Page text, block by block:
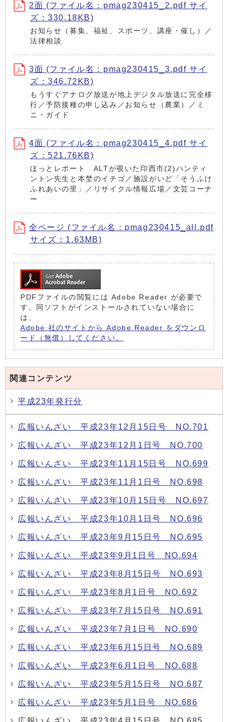
2面 (ファイル名：pmag230415_2.pdf サイ
ズ：330.18KB)
お知らせ（募集、福祉、スポーツ、講座・催し）／
法律相談
3面 (ファイル名：pmag230415_3.pdf サイ
ズ：346.72KB)
もうすぐアナログ放送が地上デジタル放送に完全移
行／予防接種の申し込み／お知らせ（農業）／ミ
ニ・ガイド
4面 (ファイル名：pmag230415_4.pdf サイ
ズ：521.76KB)
ほっとレポート ALTが覗いた印西市(2)ハンティ
ントン先生と本埜のイチゴ／施設がいど「そうふけ
ふれあいの里」／リサイクル情報広場／文芸コーナ
ー
全ページ (ファイル名：pmag230415_all.pdf
サイズ：1.63MB)
PDFファイルの閲覧には Adobe Reader が必要で
す。同ソフトがインストールされていない場合に
は、
Adobe 社のサイトから Adobe Reader をダウンロ
ード（無償）してください。
関連コンテンツ
平成23年発行分
広報いんざい 平成23年12月15日号 NO.701
広報いんざい 平成23年12月1日号 NO.700
広報いんざい 平成23年11月15日号 NO.699
広報いんざい 平成23年11月1日号 NO.698
広報いんざい 平成23年10月15日号 NO.697
広報いんざい 平成23年10月1日号 NO.696
広報いんざい 平成23年9月15日号 NO.695
広報いんざい 平成23年9月1日号 NO.694
広報いんざい 平成23年8月15日号 NO.693
広報いんざい 平成23年8月1日号 NO.692
広報いんざい 平成23年7月15日号 NO.691
広報いんざい 平成23年7月1日号 NO.690
広報いんざい 平成23年6月15日号 NO.689
広報いんざい 平成23年6月1日号 NO.688
広報いんざい 平成23年5月15日号 NO.687
広報いんざい 平成23年5月1日号 NO.686